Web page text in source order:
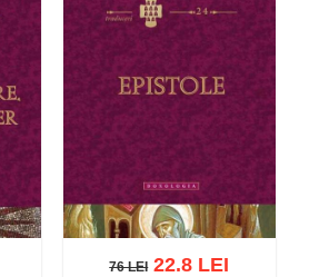
76 LEI
76 LEI22.8 LEI